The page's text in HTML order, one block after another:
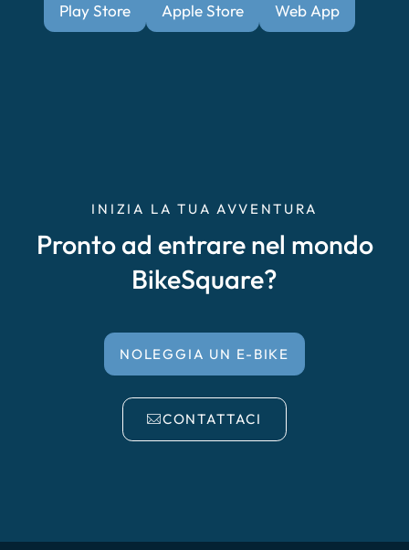
Play Store Apple Store Web App
INIZIA LA TUA AVVENTURA
Pronto ad entrare nel mondo
BikeSquare?
NOLEGGIA UN E-BIKE
CONTATTACI